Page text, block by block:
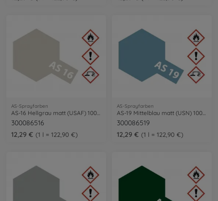
AS-Sprayfarben
AS-16 Hellgrau matt (USAF) 100ml
300086516
12,29 €
1 l = 122,90 €
AS-Sprayfarben
AS-19 Mittelblau matt (USN) 100ml
300086519
12,29 €
1 l = 122,90 €